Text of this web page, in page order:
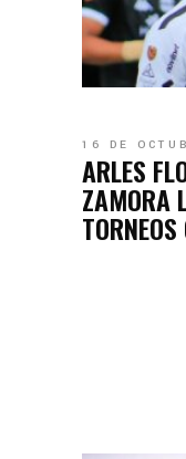
16 DE
ARLES
ZAMORA